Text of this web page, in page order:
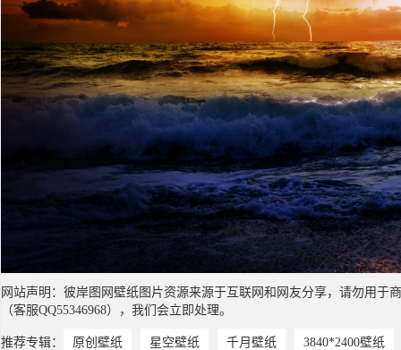
网站声明：彼岸图网壁纸图片资源来源于互联网和网友分享，请勿用
（客服QQ55346968），我们会立即处理。
推荐专辑： 原创壁纸 星空壁纸 千月壁纸 3840*2400壁纸